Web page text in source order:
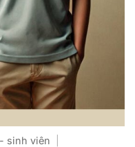
sinh viên